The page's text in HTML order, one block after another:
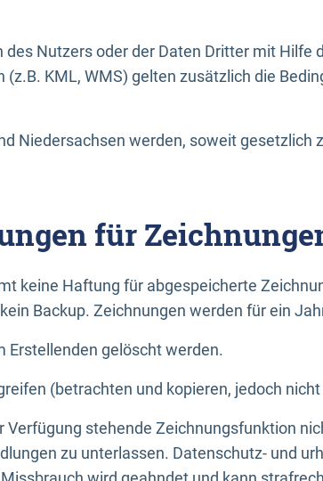
Nutzers oder der Daten Dritter mit Hilfe
KML, WMS) gelten zusätzlich die
Niedersachsen werden, soweit gesetzlich
für
keine Haftung für abgespeicherte
Backup. Zeichnungen werden für ein
Erstellenden gelöscht werden.
(betrachten und kopieren, jedoch
Verfügung stehende Zeichnungsfunktion
zu unterlassen. Datenschutz- und